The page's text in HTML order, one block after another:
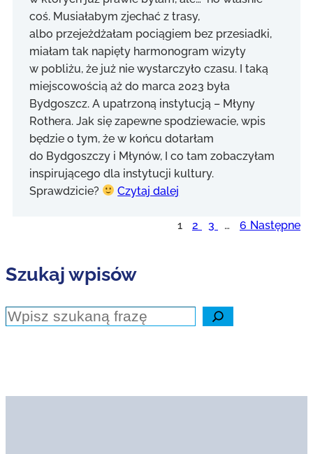
coś. Musiałabym zjechać z trasy,
albo przejeżdżałam pociągiem bez przesiadki,
miałam tak napięty harmonogram wizyty
w pobliżu, że już nie wystarczyło czasu. I taką
miejscowością aż do marca 2023 była
Bydgoszcz. A upatrzoną instytucją – Młyny
Rothera. Jak się zapewne spodziewacie, wpis
będzie o tym, że w końcu dotarłam
do Bydgoszczy i Młynów, I co tam zobaczyłam
inspirującego dla instytucji kultury.
Sprawdzicie?
Czytaj dalej
1 2 3 … 6 Następne
Szukaj wpisów
Szukaj